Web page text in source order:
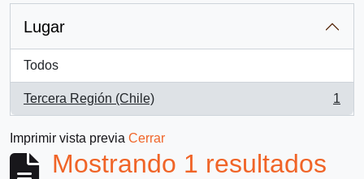
Lugar
Todos
Tercera Región (Chile)
, 1 resultados
1
Imprimir vista previa Cerrar
Mostrando 1 resultados